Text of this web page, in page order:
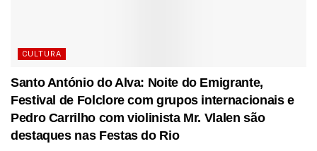
CULTURA
Santo António do Alva: Noite do Emigrante,
Festival de Folclore com grupos internacionais e
Pedro Carrilho com violinista Mr. Vlalen são
destaques nas Festas do Rio